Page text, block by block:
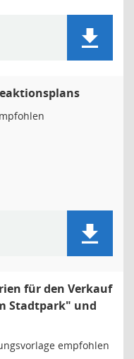
für den Verkauf
Stadtpark" und
empfohlen